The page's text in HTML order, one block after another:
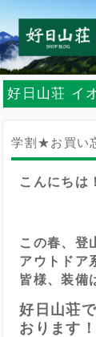
好日山荘 イ
学割★お買い
こんにちは
この春、登
アウトドア
皆様、装備
好日山荘
おります！